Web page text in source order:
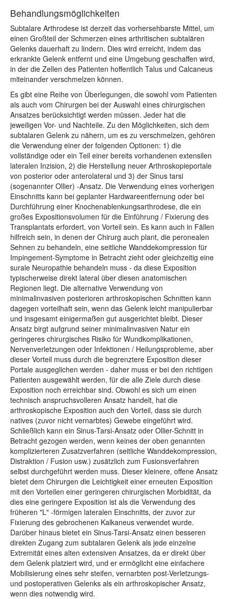
Behandlungsmöglichkeiten
Subtalare Arthrodese ist derzeit das vorhersehbarste Mittel, um
einen Großteil der Schmerzen eines arthritischen subtalären
Gelenks dauerhaft zu lindern. Dies wird erreicht, indem das
erkrankte Gelenk entfernt und eine Umgebung geschaffen wird,
in der die Zellen des Patienten hoffentlich Talus und Calcaneus
miteinander verschmelzen können.
Es gibt eine Reihe von Überlegungen, die sowohl vom Patienten
als auch vom Chirurgen bei der Auswahl eines chirurgischen
Ansatzes berücksichtigt werden müssen. Jeder hat die
jeweiligen Vor- und Nachteile. Zu den Möglichkeiten, sich dem
subtalaren Gelenk zu nähern, um es zu verschmelzen, gehören
die Verwendung einer der folgenden Optionen: 1) die
vollständige oder ein Teil einer bereits vorhandenen extensilen
lateralen Inzision, 2) die Herstellung neuer Arthroskopieportale
von posterior oder anterolateral und 3) der Sinus tarsi
(sogenannter Ollier) -Ansatz. Die Verwendung eines vorherigen
Einschnitts kann bei geplanter Hardwareentfernung oder bei
Durchführung einer Knochenablenkungsarthrodese, die ein
großes Expositionsvolumen für die Einführung / Fixierung des
Transplantats erfordert, von Vorteil sein. Es kann auch in Fällen
hilfreich sein, in denen der Chirurg auch plant, die peronealen
Sehnen zu behandeln, eine seitliche Wanddekompression für
Impingement-Symptome in Betracht zieht oder gleichzeitig eine
surale Neuropathie behandeln muss - da diese Exposition
typischerweise direkt lateral über diesen anatomischen
Regionen liegt. Die alternative Verwendung von
minimalinvasiven posterioren arthroskopischen Schnitten kann
dagegen vorteilhaft sein, wenn das Gelenk leicht manipulierbar
und insgesamt einigermaßen gut ausgerichtet bleibt. Dieser
Ansatz birgt aufgrund seiner minimalinvasiven Natur ein
geringeres chirurgisches Risiko für Wundkomplikationen,
Nervenverletzungen oder Infektionen / Heilungsprobleme, aber
dieser Vorteil muss durch die begrenztere Exposition dieser
Portale ausgeglichen werden - daher muss er bei den richtigen
Patienten ausgewählt werden, für die alle Ziele durch diese
Exposition noch erreichbar sind. Obwohl es sich um einen
technisch anspruchsvolleren Ansatz handelt, hat die
arthroskopische Exposition auch den Vorteil, dass sie durch
natives (zuvor nicht vernarbtes) Gewebe eingeführt wird.
Schließlich kann ein Sinus-Tarsi-Ansatz oder Ollier-Schnitt in
Betracht gezogen werden, wenn keines der oben genannten
komplizierteren Zusatzverfahren (seitliche Wanddekompression,
Distraktion / Fusion usw.) zusätzlich zum Fusionsverfahren
selbst durchgeführt werden muss. Dieser kleinere, offene Ansatz
bietet dem Chirurgen die Leichtigkeit einer erneuten Exposition
mit den Vorteilen einer geringeren chirurgischen Morbidität, da
dies eine geringere Exposition ist als die Verwendung des
früheren "L" -förmigen lateralen Einschnitts, der zuvor zur
Fixierung des gebrochenen Kalkaneus verwendet wurde.
Darüber hinaus bietet ein Sinus-Tarsi-Ansatz einen besseren
direkten Zugang zum subtalaren Gelenk als jede einzelne
Extremität eines alten extensiven Ansatzes, da er direkt über
dem Gelenk platziert wird, und er ermöglicht eine einfachere
Mobilisierung eines sehr steifen, vernarbten post-Verletzungs-
und postoperativen Gelenks als ein arthroskopischer Ansatz,
wenn dies notwendig wird.